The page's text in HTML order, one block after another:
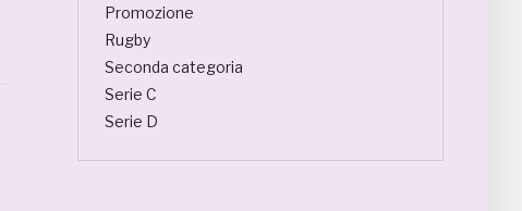
Promozione
Rugby
Seconda categoria
Serie C
Serie D